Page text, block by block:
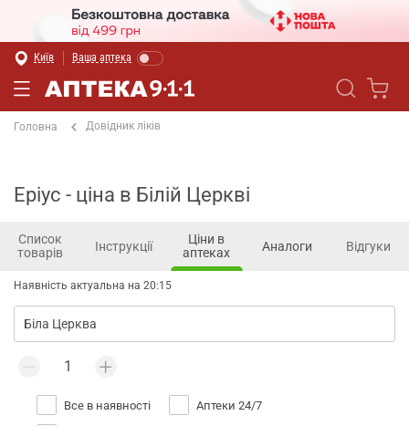
Київ Ваша аптека
Головна Довідник ліків
Еріус - ціна в Білій Церкві
Список
товарів
Інструкції
Ціни в
аптеках
Аналоги Відгуки
Наявність актуальна на 20:15
Все в наявності Аптеки 24/7